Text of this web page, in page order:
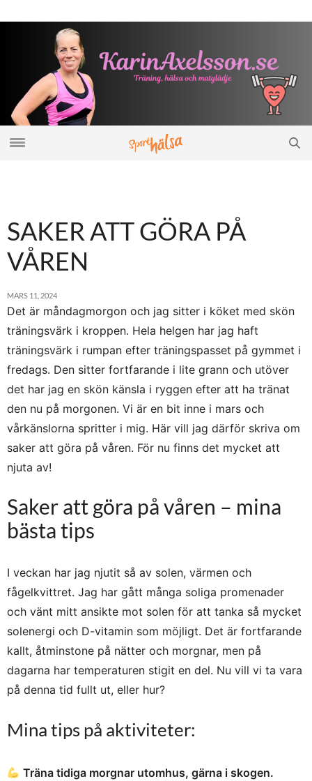
SAKER ATT GÖRA PÅ
VÅREN
MARS 11, 2024
Det är måndagmorgon och jag sitter i köket med skön
träningsvärk i kroppen. Hela helgen har jag haft
träningsvärk i rumpan efter träningspasset på gymmet i
fredags. Den sitter fortfarande i lite grann och utöver
det har jag en skön känsla i ryggen efter att ha tränat
den nu på morgonen. Vi är en bit inne i mars och
vårkänslorna spritter i mig. Här vill jag därför skriva om
saker att göra på våren. För nu finns det mycket att
njuta av!
Saker att göra på våren – mina
bästa tips
I veckan har jag njutit så av solen, värmen och
fågelkvittret. Jag har gått många soliga promenader
och vänt mitt ansikte mot solen för att tanka så mycket
solenergi och D-vitamin som möjligt. Det är fortfarande
kallt, åtminstone på nätter och morgnar, men på
dagarna har temperaturen stigit en del. Nu vill vi ta vara
på denna tid fullt ut, eller hur?
Mina tips på aktiviteter:
Träna tidiga morgnar utomhus, gärna i skogen.